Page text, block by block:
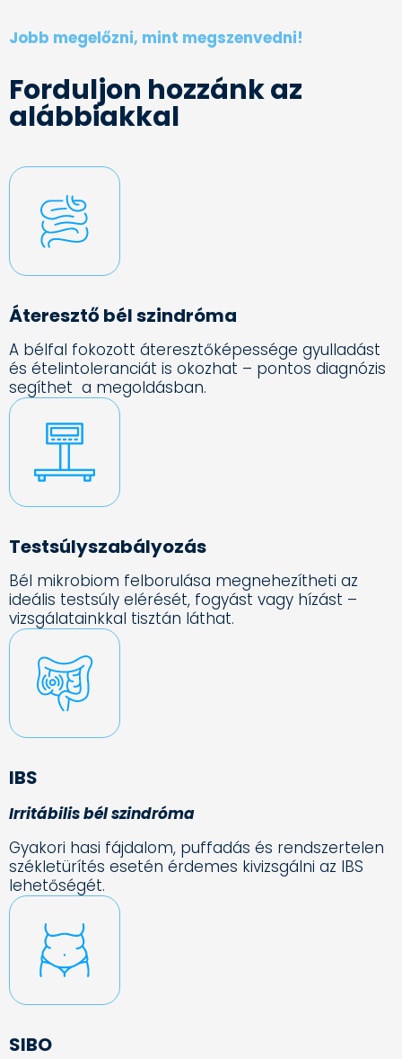
Jobb megelőzni, mint megszenvedni!
Forduljon hozzánk az
alábbiakkal
Áteresztő bél szindróma
A bélfal fokozott áteresztőképessége gyulladást
és ételintoleranciát is okozhat – pontos diagnózis
segíthet a megoldásban.
Testsúlyszabályozás
Bél mikrobiom felborulása megnehezítheti az
ideális testsúly elérését, fogyást vagy hízást –
vizsgálatainkkal tisztán láthat.
IBS
Irritábilis bél szindróma
Gyakori hasi fájdalom, puffadás és rendszertelen
székletürítés esetén érdemes kivizsgálni az IBS
lehetőségét.
SIBO